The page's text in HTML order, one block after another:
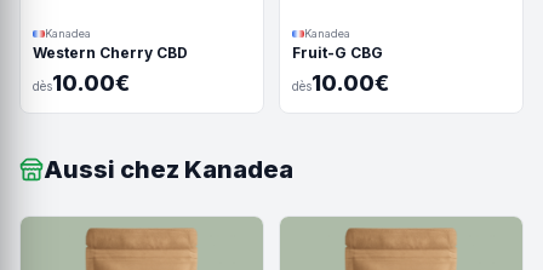
Kanadea
Western Cherry CBD
dès10.00€
Kanadea
Fruit-G CBG
dès10.00€
Aussi chez Kanadea